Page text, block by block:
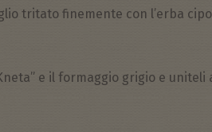
tritato finemente con l’erba
e il formaggio grigio e uniteli